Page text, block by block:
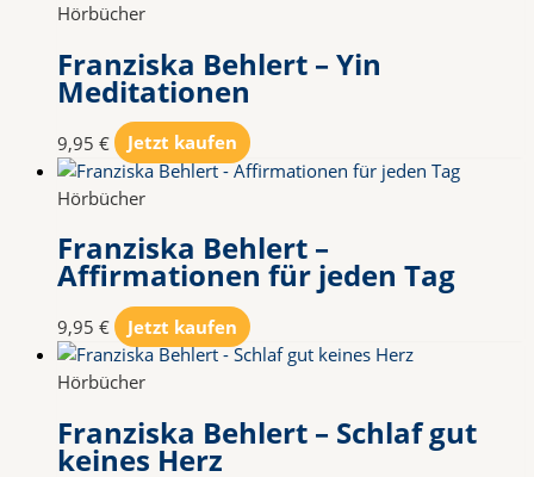
Hörbücher
Franziska Behlert – Yin
Meditationen
9,95 € Jetzt kaufen
Hörbücher
Franziska Behlert –
Affirmationen für jeden Tag
9,95 € Jetzt kaufen
Hörbücher
Franziska Behlert – Schlaf gut
keines Herz